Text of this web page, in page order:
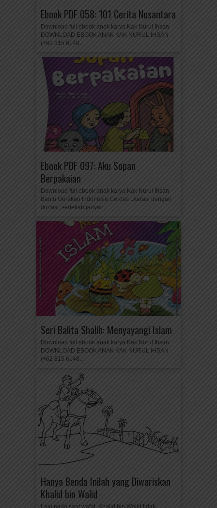
Ebook PDF 058: 101 Cerita Nusantara
Download full ebook anak karya Kak Nurul Ihsan
DOWNLOAD EBOOK ANAK KAK NURUL IHSAN
(+62 815 6148...
Ebook PDF 097: Aku Sopan
Berpakaian
Download full ebook anak karya Kak Nurul Ihsan
Bantu Gerakan Indonesia Cerdas Literasi dengan
donasi, sedekah jariyah,...
Seri Balita Shalih: Menyayangi Islam
Download full ebook anak karya Kak Nurul Ihsan
DOWNLOAD EBOOK ANAK KAK NURUL IHSAN
(+62 815 6148...
Hanya Benda Inilah yang Diwariskan
Khalid bin Walid
Lalu pada saat wafat, Khalid bin Walid tidak